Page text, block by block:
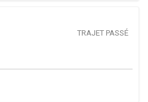
TRAJET PASSÉ